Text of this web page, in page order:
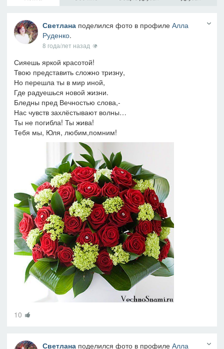
Светланаподелился фото в профиле Алла
Руденко.
8 года/лет назад
Сияешь яркой красотой!
Твою представить сложно тризну,
Но перешла ты в мир иной,
Где радуешься новой жизни.
Бледны пред Вечностью слова,-
Нас чувств захлёстывают волны…
Ты не погибла! Ты жива!
Тебя мы, Юля, любим,помним!
10
Светланаподелился фото в профиле Алла